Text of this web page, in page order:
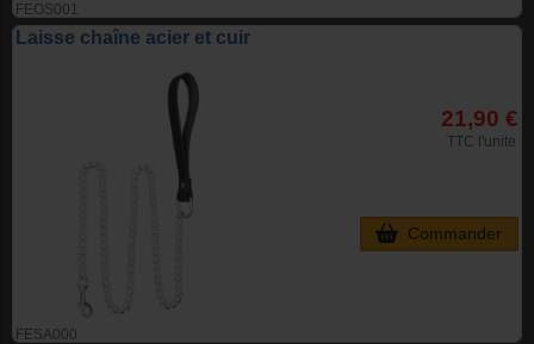
FEOS001
Laisse chaîne acier et cuir
FESA000
21,90 €
TTC l'unite
Commander